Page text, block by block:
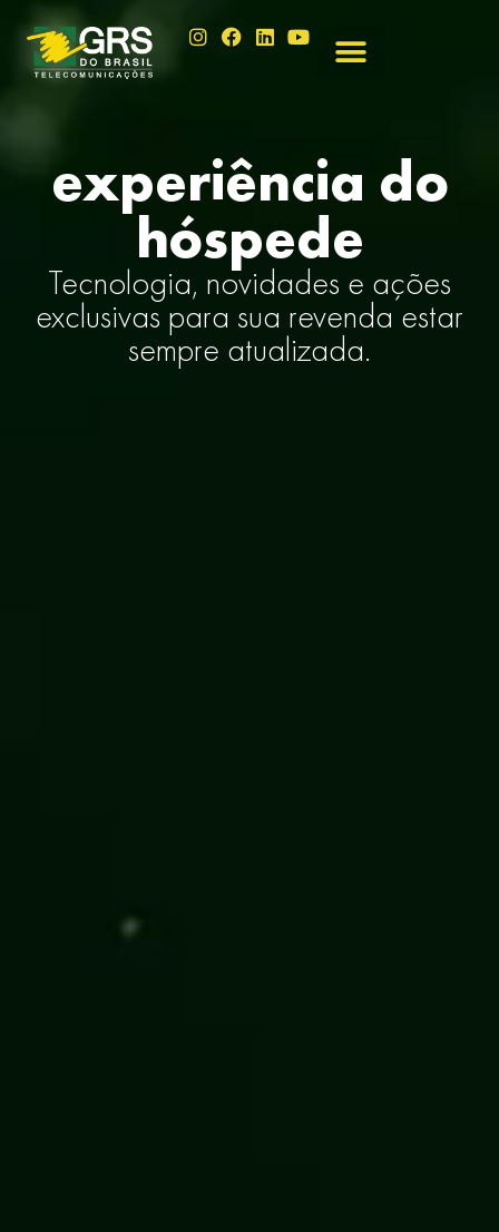
experiência do
hóspede
Tecnologia, novidades e ações
exclusivas para sua revenda estar
sempre atualizada.